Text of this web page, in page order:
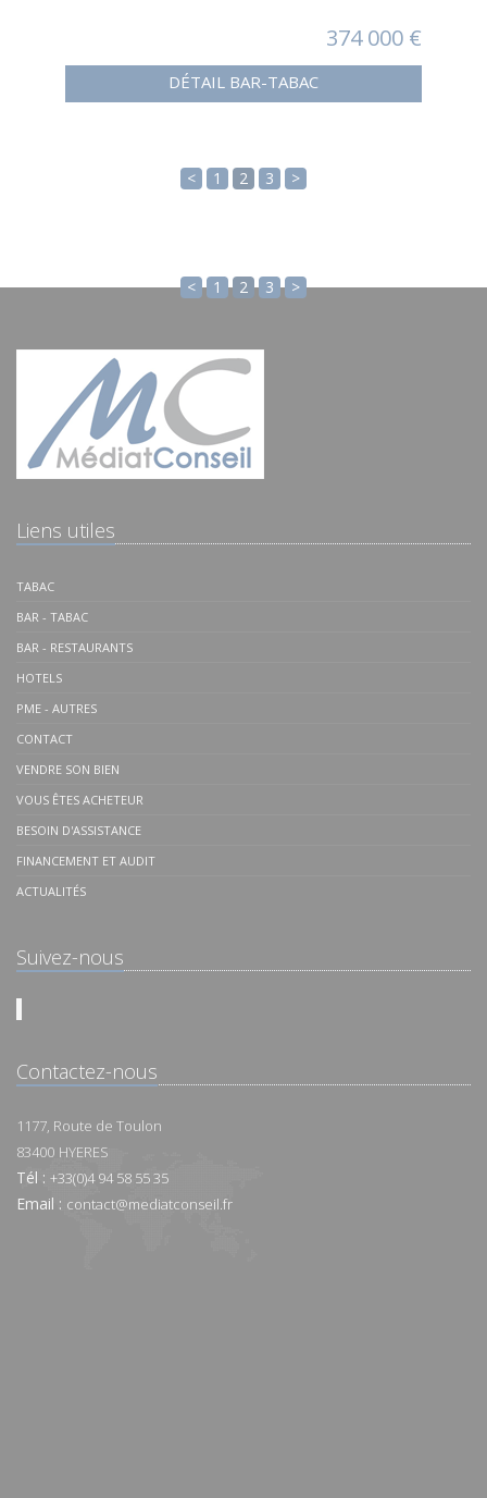
374 000 €
DÉTAIL BAR-TABAC
< 1 2 3 >
< 1 2 3 >
Liens utiles
TABAC
BAR - TABAC
BAR - RESTAURANTS
HOTELS
PME - AUTRES
CONTACT
VENDRE SON BIEN
VOUS ÊTES ACHETEUR
BESOIN D'ASSISTANCE
FINANCEMENT ET AUDIT
ACTUALITÉS
Suivez-nous
Contactez-nous
1177, Route de Toulon
83400 HYERES
Tél : +33(0)4 94 58 55 35
Email : contact@mediatconseil.fr